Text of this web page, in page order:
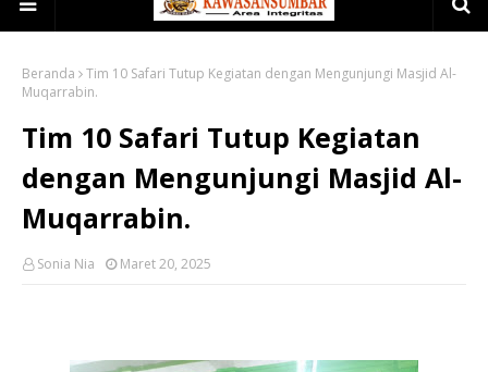
Beranda
Tim 10 Safari Tutup Kegiatan dengan Mengunjungi Masjid Al-
Muqarrabin.
Tim 10 Safari Tutup Kegiatan
dengan Mengunjungi Masjid Al-
Muqarrabin.
Sonia Nia Maret 20, 2025